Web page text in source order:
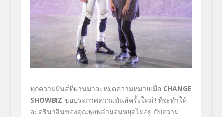
ทุกความมันส์ที่ผ่านมาจะหมดความหมายเมื่อ CHANGE
SHOWBIZ ขอประกาศความมันส์ครั้งใหม่!! ที่จะทำให้
อะดรีนาลินของคุณพุ่งพล่านจนหยุดไม่อยู่ กับความ